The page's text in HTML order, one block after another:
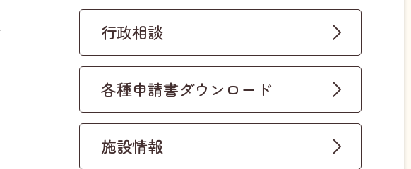
行政相談
各種申請書ダウンロード
施設情報